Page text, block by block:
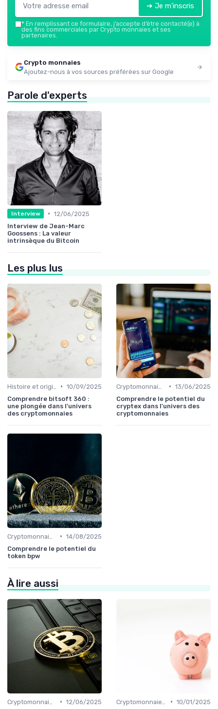
➔ Je m'inscris
* En remplissant ce formulaire, j’accepte d’être contacté(e) à
des fins commerciales par Crypto monnaies et ses
partenaires.
Crypto monnaies
Ajoutez-nous à vos sources préférées sur Google
Parole d'experts
Interview • 12/06/2025
Interview de Jean-Marc
Goossens : La valeur
intrinsèque du Bitcoin
Les plus lus
• 10/09/2025
Comprendre bitsoft 360 :
une plongée dans l'univers
des cryptomonnaies
• 13/06/2025
Comprendre le potentiel du
cryptex dans l'univers des
cryptomonnaies
• 14/08/2025
Comprendre le potentiel du
token bpw
À lire aussi
• 12/06/2025
• 10/01/2025